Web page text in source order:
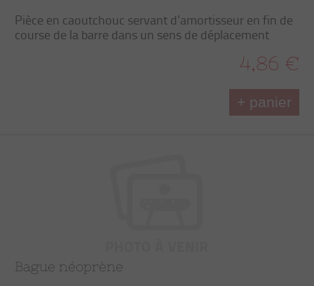
Pièce en caoutchouc servant d’amortisseur en fin de
course de la barre dans un sens de déplacement
4,86 €
+ panier
Bague néoprène